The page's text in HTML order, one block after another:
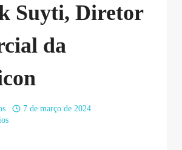
Suyti, Diretor
da
7 de março de 2024